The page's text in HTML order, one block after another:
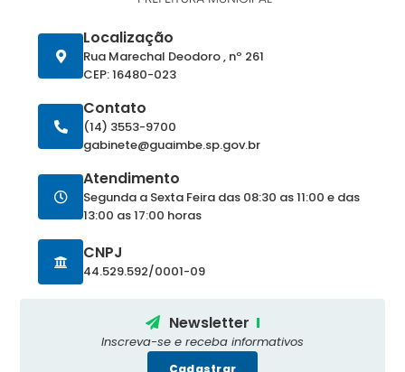
Localização
Rua Marechal Deodoro , nº 261
CEP: 16480-023
Contato
(14) 3553-9700
gabinete@guaimbe.sp.gov.br
Atendimento
Segunda a Sexta Feira das 08:30 as 11:00 e das
13:00 as 17:00 horas
CNPJ
44.529.592/0001-09
Newsletter
Inscreva-se e receba informativos